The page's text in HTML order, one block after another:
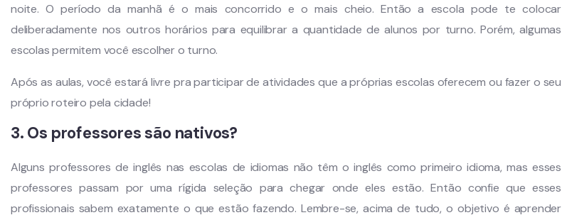
noite. O período da manhã é o mais concorrido e o mais cheio. Então a escola pode te colocar
deliberadamente nos outros horários para equilibrar a quantidade de alunos por turno. Porém, algumas
escolas permitem você escolher o turno.
Após as aulas, você estará livre pra participar de atividades que a próprias escolas oferecem ou fazer o seu
próprio roteiro pela cidade!
3. Os professores são nativos?
Alguns professores de inglês nas escolas de idiomas não têm o inglês como primeiro idioma, mas esses
professores passam por uma rígida seleção para chegar onde eles estão. Então confie que esses
profissionais sabem exatamente o que estão fazendo. Lembre-se, acima de tudo, o objetivo é aprender